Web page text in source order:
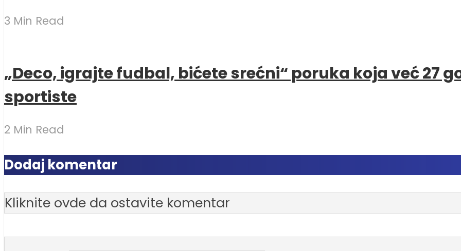
3 Min Read
„Deco, igrajte fudbal, bićete srećni“ poruka koja već 27
sportiste
2 Min Read
Dodaj komentar
Kliknite ovde da ostavite komentar